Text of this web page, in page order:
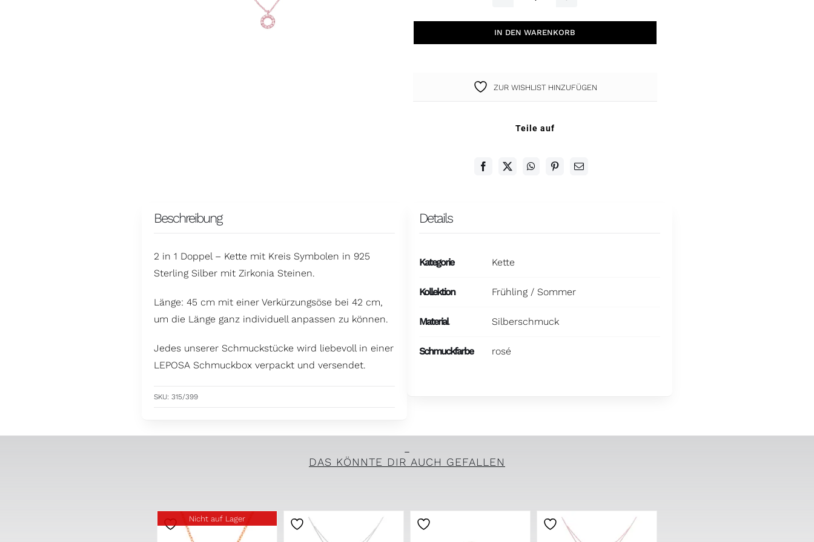
Kette
2in1
IN DEN WARENKORB
ZUR WISHLIST HINZUFÜGEN
Teile auf
Beschreibung
2 in 1 Doppel – Kette mit Kreis Symbolen in 925
Sterling Silber mit Zirkonia Steinen.
Länge: 45 cm mit einer Verkürzungsöse bei 42 cm,
um die Länge ganz individuell anpassen zu können.
Jedes unserer Schmuckstücke wird liebevoll in einer
LEPOSA Schmuckbox verpackt und versendet.
SKU: 315/399
Details
Kategorie Kette
Kollektion Frühling / Sommer
Material Silberschmuck
Schmuckfarbe rosé
DAS KÖNNTE DIR AUCH GEFALLEN
Nicht auf Lager